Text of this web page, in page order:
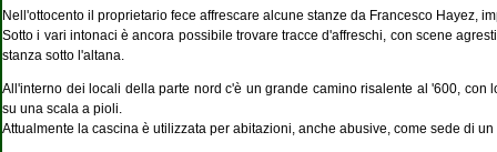
Nell'ottocento il proprietario fece affrescare alcune stanze da Francesco Hayez,
Sotto i vari intonaci è ancora possibile trovare tracce d'affreschi, con scene
stanza sotto l'altana.
All'interno dei locali della parte nord c'è un grande camino risalente al '600,
su una scala a pioli.
Attualmente la cascina è utilizzata per abitazioni, anche abusive, come sede di